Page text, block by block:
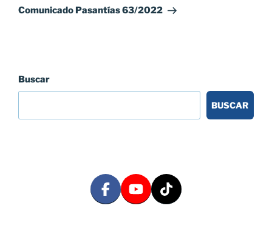
entrada
Comunicado Pasantías 63/2022
Buscar
BUSCAR